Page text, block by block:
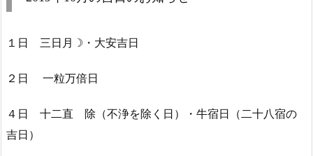
１日 三日月☽・大安吉日
２日 一粒万倍日
４日 十二直 除（不浄を除く日）・牛宿日（二十八宿の
吉日）